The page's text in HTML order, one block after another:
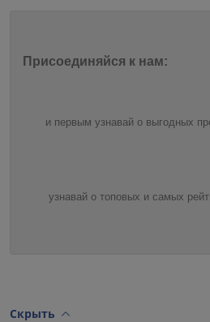
Присоединяйся к нам:
и первым узнавай о выгодных
узнавай о топовых и самых
Скрыть